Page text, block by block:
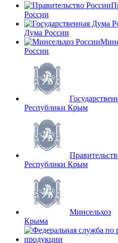
России
Дума России
России
Республики Крым
Республики Крым
Минсельхоз
Крыма